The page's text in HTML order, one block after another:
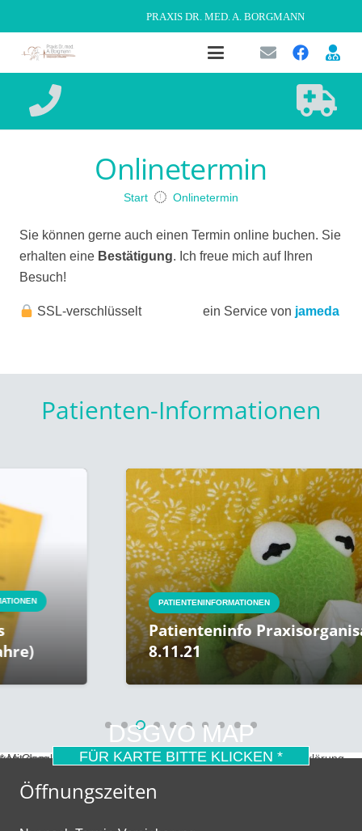
PRAXIS DR. MED. A. BORGMANN
Onlinetermin
Start Onlinetermin
Sie können gerne auch einen Termin online buchen. Sie
erhalten eine Bestätigung. Ich freue mich auf Ihren
Besuch!
SSL-verschlüsselt ein Service von jameda
Patienten-Informationen
PATIENTENINFORMATIONEN
Patienteninfo
8.11.21
DSGVO MAP
FÜR KARTE BITTE KLICKEN *
* Mit dem Laden der Karte akzeptierst du die Datenschutzerklärung von Google. Mehr erfahren
Öffnungszeiten